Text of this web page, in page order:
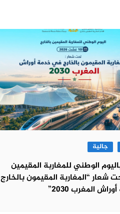
جالية
الوطني للمغاربة المقيمين
شعار “المغاربة المقيمون بالخارج
المغرب 2030”